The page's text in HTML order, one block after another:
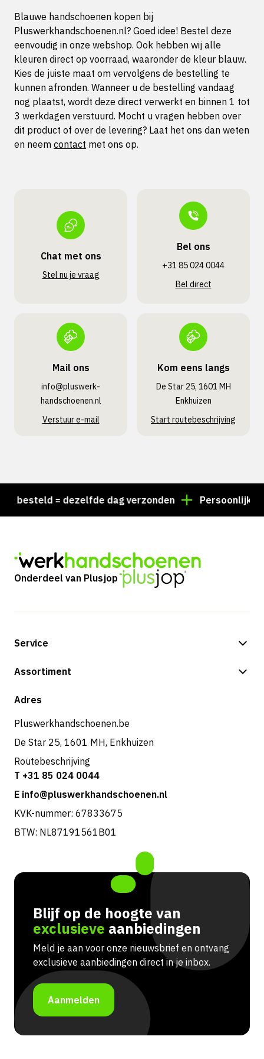
Blauwe handschoenen kopen bij
Pluswerkhandschoenen.nl? Goed idee! Bestel deze
eenvoudig in onze webshop. Ook hebben wij alle
kleuren direct op voorraad, waaronder de kleur blauw.
Kies de juiste maat om vervolgens de bestelling te
kunnen afronden. Wanneer u de bestelling vandaag
nog plaatst, wordt deze direct verwerkt en binnen 1 tot
3 werkdagen verstuurd. Mocht u vragen hebben over
dit product of over de levering? Laat het ons dan weten
en neem contact met ons op.
Chat met ons
Stel nu je vraag
Bel ons
+31 85 024 0044
Bel direct
Mail ons
info@pluswerk­
handschoenen.nl
Verstuur e-mail
Kom eens langs
De Star 25, 1601 MH
Enkhuizen
Start routebeschrijving
= dezelfde dag verzonden Persoonlijk
Onderdeel van Plusjop
Service
Betalingsmogelijkheden
Assortiment
Shop
Adres
Pluswerkhandschoenen.be
De Star 25, 1601 MH, Enkhuizen
Routebeschrijving
T +31 85 024 0044
E info@pluswerkhandschoenen.nl
KVK-nummer: 67833675
BTW: NL87191561B01
Blijf op de hoogte van
exclusieve aanbiedingen
Meld je aan voor onze nieuwsbrief en ontvang
exclusieve aanbiedingen direct in je inbox.
Aanmelden